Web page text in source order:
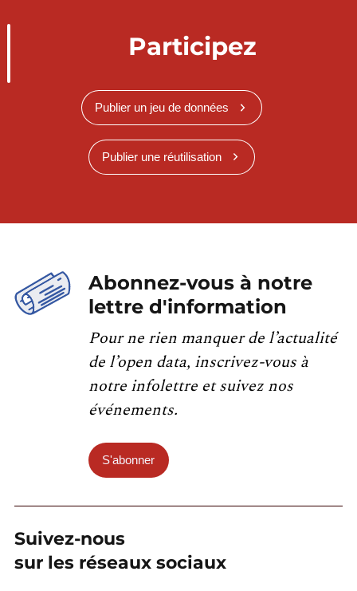
Participez
Publier un jeu de données
Publier une réutilisation
Abonnez-vous à notre
lettre d'information
Pour ne rien manquer de l’actualité
de l’open data, inscrivez-vous à
notre infolettre et suivez nos
événements.
S'abonner
Suivez-nous
sur les réseaux sociaux